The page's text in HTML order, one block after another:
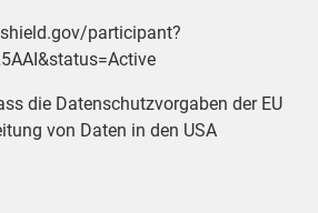
participant?
die Datenschutzvorgaben der EU
von Daten in den USA